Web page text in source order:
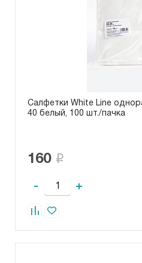
Салфетки White Line
40 белый, 100 шт./пачка
160
- +